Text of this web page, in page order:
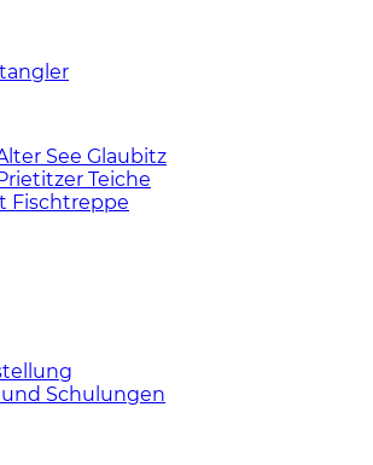
See Glaubitz
Teiche
Fischtreppe
Schulungen